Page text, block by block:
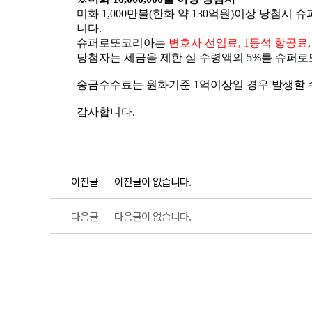
이전글 이전글이 없습니다.
다음글 다음글이 없습니다.